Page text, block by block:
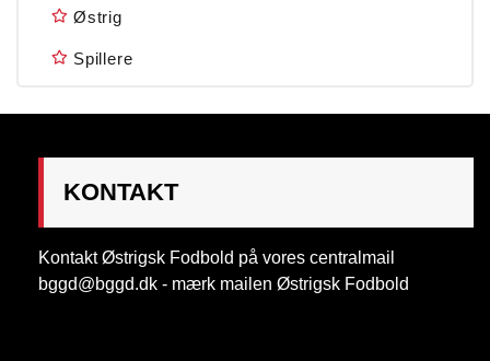
Østrig
Spillere
KONTAKT
Kontakt Østrigsk Fodbold på vores centralmail
bggd@bggd.dk - mærk mailen Østrigsk Fodbold